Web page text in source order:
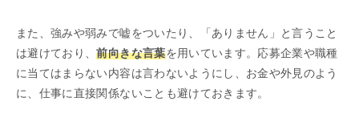
また、強みや弱みで嘘をついたり、「ありません」と言うこと
は避けており、前向きな言葉を用いています。応募企業や職種
に当てはまらない内容は言わないようにし、お金や外見のよう
に、仕事に直接関係ないことも避けておきます。